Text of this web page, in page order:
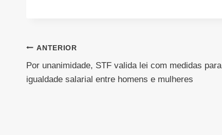
Navegação
de
ANTERIOR
Por unanimidade, STF valida lei com medidas para
igualdade salarial entre homens e mulheres